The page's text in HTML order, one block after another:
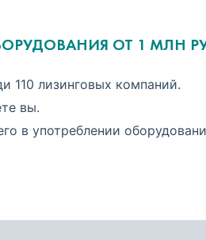
ОТ 1 МЛН
110 лизинговых компаний.
вы.
в употреблении